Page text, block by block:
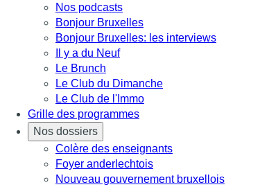
Nos podcasts
Bonjour Bruxelles
Bonjour Bruxelles: les interviews
Il y a du Neuf
Le Brunch
Le Club du Dimanche
Le Club de l'Immo
Grille des programmes
Nos dossiers
Colère des enseignants
Foyer anderlechtois
Nouveau gouvernement bruxellois